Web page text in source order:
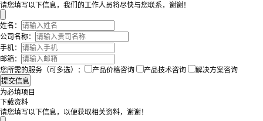
请您填写以下信息，我们的工作人员将尽快与您联系，谢谢！
姓名：
公司名称：
手机：
邮箱：
您所需的服务（可多选）：
产品价格咨询 产品技术咨询 解决方案咨询
为必填项目
下载资料
请您填写以下信息，以便获取相关资料，谢谢！